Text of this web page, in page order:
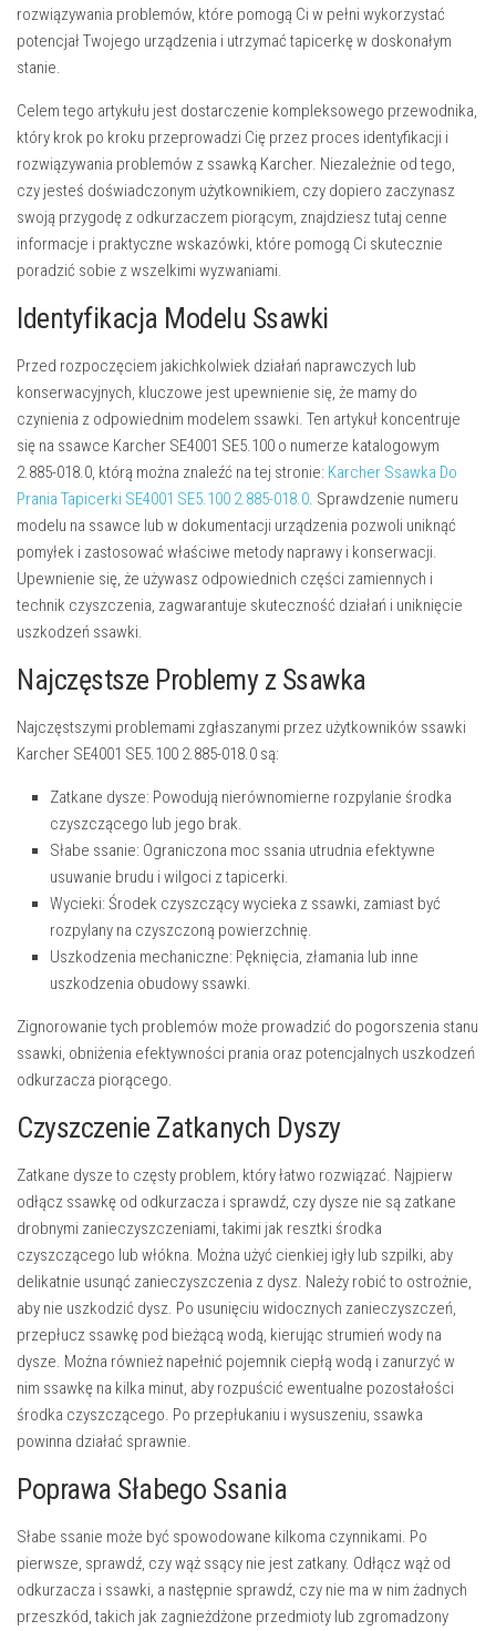
rozwiązywania problemów, które pomogą Ci w pełni wykorzystać
potencjał Twojego urządzenia i utrzymać tapicerkę w doskonałym
stanie.
Celem tego artykułu jest dostarczenie kompleksowego przewodnika,
który krok po kroku przeprowadzi Cię przez proces identyfikacji i
rozwiązywania problemów z ssawką Karcher. Niezależnie od tego,
czy jesteś doświadczonym użytkownikiem, czy dopiero zaczynasz
swoją przygodę z odkurzaczem piorącym, znajdziesz tutaj cenne
informacje i praktyczne wskazówki, które pomogą Ci skutecznie
poradzić sobie z wszelkimi wyzwaniami.
Identyfikacja Modelu Ssawki
Przed rozpoczęciem jakichkolwiek działań naprawczych lub
konserwacyjnych, kluczowe jest upewnienie się, że mamy do
czynienia z odpowiednim modelem ssawki. Ten artykuł koncentruje
się na ssawce Karcher SE4001 SE5.100 o numerze katalogowym
2.885-018.0, którą można znaleźć na tej stronie: Karcher Ssawka Do
Prania Tapicerki SE4001 SE5.100 2.885-018.0. Sprawdzenie numeru
modelu na ssawce lub w dokumentacji urządzenia pozwoli uniknąć
pomyłek i zastosować właściwe metody naprawy i konserwacji.
Upewnienie się, że używasz odpowiednich części zamiennych i
technik czyszczenia, zagwarantuje skuteczność działań i uniknięcie
uszkodzeń ssawki.
Najczęstsze Problemy z Ssawka
Najczęstszymi problemami zgłaszanymi przez użytkowników ssawki
Karcher SE4001 SE5.100 2.885-018.0 są:
Zatkane dysze: Powodują nierównomierne rozpylanie środka
czyszczącego lub jego brak.
Słabe ssanie: Ograniczona moc ssania utrudnia efektywne
usuwanie brudu i wilgoci z tapicerki.
Wycieki: Środek czyszczący wycieka z ssawki, zamiast być
rozpylany na czyszczoną powierzchnię.
Uszkodzenia mechaniczne: Pęknięcia, złamania lub inne
uszkodzenia obudowy ssawki.
Zignorowanie tych problemów może prowadzić do pogorszenia stanu
ssawki, obniżenia efektywności prania oraz potencjalnych uszkodzeń
odkurzacza piorącego.
Czyszczenie Zatkanych Dyszy
Zatkane dysze to częsty problem, który łatwo rozwiązać. Najpierw
odłącz ssawkę od odkurzacza i sprawdź, czy dysze nie są zatkane
drobnymi zanieczyszczeniami, takimi jak resztki środka
czyszczącego lub włókna. Można użyć cienkiej igły lub szpilki, aby
delikatnie usunąć zanieczyszczenia z dysz. Należy robić to ostrożnie,
aby nie uszkodzić dysz. Po usunięciu widocznych zanieczyszczeń,
przepłucz ssawkę pod bieżącą wodą, kierując strumień wody na
dysze. Można również napełnić pojemnik ciepłą wodą i zanurzyć w
nim ssawkę na kilka minut, aby rozpuścić ewentualne pozostałości
środka czyszczącego. Po przepłukaniu i wysuszeniu, ssawka
powinna działać sprawnie.
Poprawa Słabego Ssania
Słabe ssanie może być spowodowane kilkoma czynnikami. Po
pierwsze, sprawdź, czy wąż ssący nie jest zatkany. Odłącz wąż od
odkurzacza i ssawki, a następnie sprawdź, czy nie ma w nim żadnych
przeszkód, takich jak zagnieżdżone przedmioty lub zgromadzony